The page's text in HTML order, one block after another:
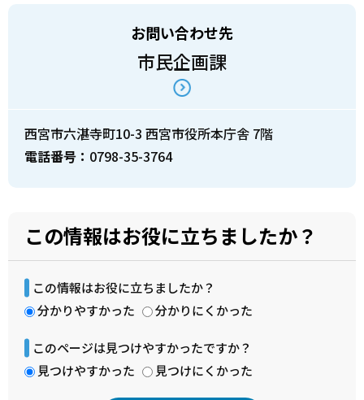
お問い合わせ先
市民企画課
西宮市六湛寺町10-3 西宮市役所本庁舎 7階
電話番号： 0798-35-3764
この情報はお役に立ちましたか？
この情報はお役に立ちましたか？
分かりやすかった
分かりにくかった
このページは見つけやすかったですか？
見つけやすかった
見つけにくかった